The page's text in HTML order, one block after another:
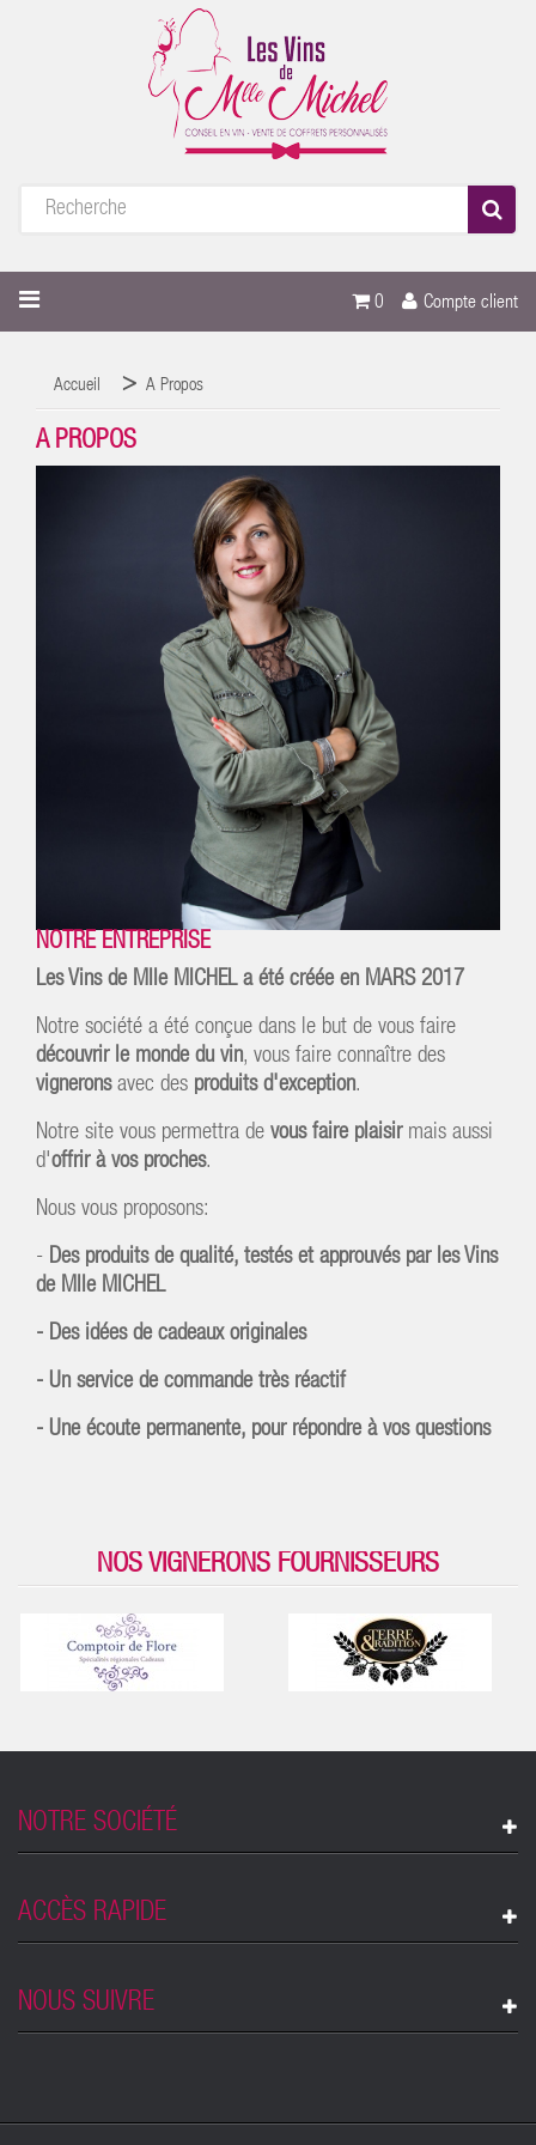
Compte client
0
Accueil A Propos
A PROPOS
NOTRE ENTREPRISE
Les Vins de Mlle MICHEL a été créée en MARS 2017
Notre société a été conçue dans le but de vous faire
découvrir le monde du vin, vous faire connaître des
vigneronsavec des produits d'exception.
Notre site vous permettra de vous faire plaisirmais aussi
d'offrir à vos proches.
Nous vous proposons:
- Des produits de qualité, testés et approuvés par les Vins
de Mlle MICHEL
- Des idées de cadeaux originales
- Un service de commande très réactif
- Une écoute permanente, pour répondre à vos questions
NOS VIGNERONS FOURNISSEURS
NOTRE SOCIÉTÉ
ACCÈS RAPIDE
NOUS SUIVRE